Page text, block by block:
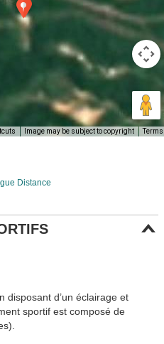
Image may be subject to copyright Terms
Distance
disposant d’un éclairage et
sportif est composé de